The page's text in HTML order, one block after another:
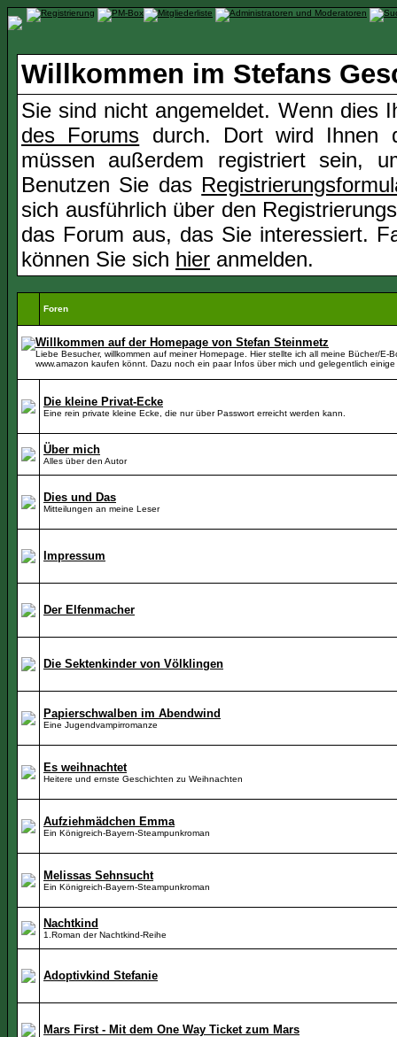
Willkommen im Stefans
Sie sind nicht angemeldet. Wenn
des Forums durch. Dort wird Ihnen
müssen außerdem registriert sein,
Benutzen Sie das
sich ausführlich über den
das Forum aus, das Sie interessiert.
können Sie sich hier anmelden.
Foren
Willkommen auf der Homepage von Stefan Steinmetz
Liebe Besucher, willkommen auf meiner Homepage. Hier stellte ich all meine Bücher/E-
www.amazon kaufen könnt. Dazu noch ein paar Infos über mich und gelegentlich
Die kleine Privat-Ecke
Eine rein private kleine Ecke, die nur über Passwort erreicht werden kann.
Über mich
Alles über den Autor
Dies und Das
Mitteilungen an meine Leser
Impressum
Der Elfenmacher
Die Sektenkinder von Völklingen
Papierschwalben im Abendwind
Eine Jugendvampirromanze
Es weihnachtet
Heitere und ernste Geschichten zu Weihnachten
Aufziehmädchen Emma
Ein Königreich-Bayern-Steampunkroman
Melissas Sehnsucht
Ein Königreich-Bayern-Steampunkroman
Nachtkind
1.Roman der Nachtkind-Reihe
Adoptivkind Stefanie
Mars First - Mit dem One Way Ticket zum Mars